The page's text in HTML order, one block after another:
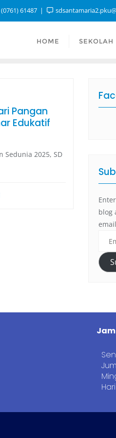
(0761) 61487
HOME SEKOLAH
Pangan
Edukatif
Sedunia 2025, SD
blog